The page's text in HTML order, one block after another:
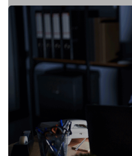
会社案内TOP
グループ会社